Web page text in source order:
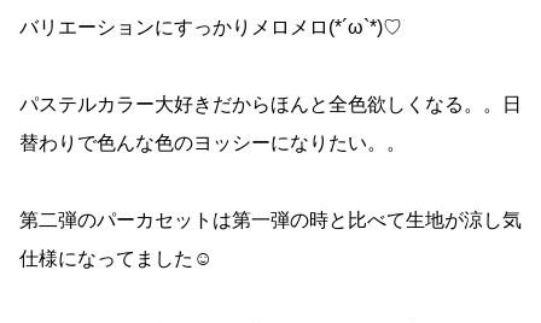
バリエーションにすっかりメロメロ(*´ω`*)♡
パステルカラー大好きだからほんと全色欲しくなる。。日
替わりで色んな色のヨッシーになりたい。。
第二弾のパーカセットは第一弾の時と比べて生地が涼し気
仕様になってました☺